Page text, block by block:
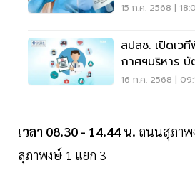
15 ก.ค. 2568 |
สปสช. เปิดเว
กาศฯบริหาร
16 ก.ค. 2568 |
เวลา 08.30 - 14.44 น. ถนนสุภาพ
สุภาพงษ์ 1 แยก 3